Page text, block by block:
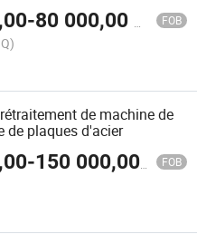
-80 000,00 FOB
de machine de
de plaques d'acier
-150 000,00$US
FOB